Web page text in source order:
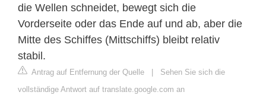
die Wellen schneidet, bewegt sich die
Vorderseite oder das Ende auf und ab, aber die
Mitte des Schiffes (Mittschiffs) bleibt relativ
stabil.
Antrag auf Entfernung der Quelle | Sehen Sie sich die
vollständige Antwort auf translate.google.com an